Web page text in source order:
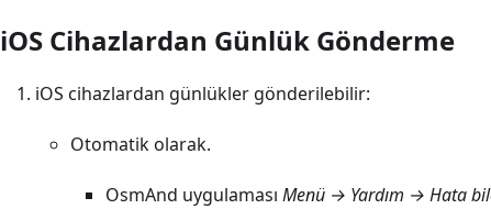
iOS Cihazlardan Günlük Gönderme
iOS cihazlardan günlükler gönderilebilir:
Otomatik olarak.
OsmAnd uygulaması Menü → Yardım → Hata